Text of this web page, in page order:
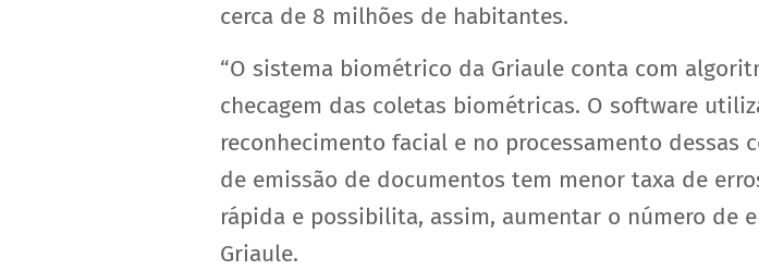
cerca de 8 milhões de habitantes.
“O sistema biométrico da Griaule conta com
checagem das coletas biométricas. O software
reconhecimento facial e no processamento
de emissão de documentos tem menor taxa de
rápida e possibilita, assim, aumentar o número de
Griaule.